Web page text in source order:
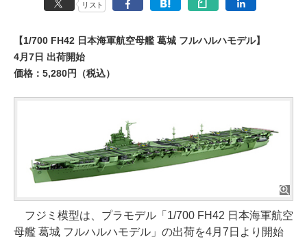
リスト
【1/700 FH42 日本海軍航空母艦 葛城 フルハルハモデル】
4月7日 出荷開始
価格：5,280円（税込）
フジミ模型は、プラモデル「1/700 FH42 日本海軍航空
母艦 葛城 フルハルハモデル」の出荷を4月7日より開始